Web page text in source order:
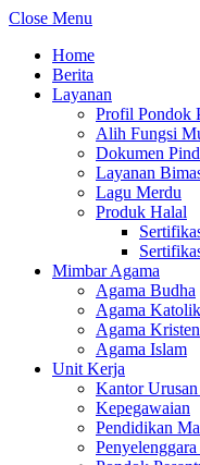
Close Menu
Home
Berita
Layanan
Profil Pondok
Alih Fungsi
Dokumen
Layanan
Lagu Merdu
Produk Halal
Mimbar Agama
Agama Budha
Agama Katolik
Agama Kristen
Agama Islam
Unit Kerja
Kantor
Kepegawaian
Pendidikan